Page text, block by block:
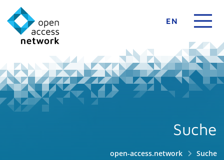
EN
Suche
open-access.network Suche